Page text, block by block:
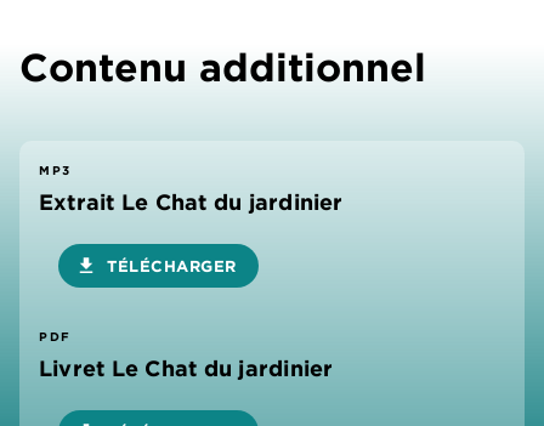
Contenu additionnel
MP3
Extrait Le Chat du jardinier
download TÉLÉCHARGER
PDF
Livret Le Chat du jardinier